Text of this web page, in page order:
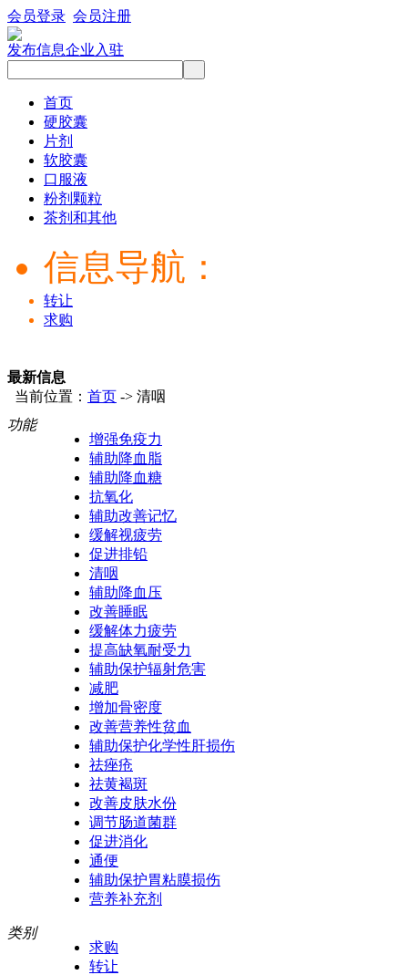
会员登录 会员注册
发布信息企业入驻
首页
硬胶囊
片剂
软胶囊
口服液
粉剂颗粒
茶剂和其他
信息导航：
转让
求购
最新信息
当前位置： 首页 -> 清咽
功能
增强免疫力
辅助降血脂
辅助降血糖
抗氧化
辅助改善记忆
缓解视疲劳
促进排铅
清咽
辅助降血压
改善睡眠
缓解体力疲劳
提高缺氧耐受力
辅助保护辐射危害
减肥
增加骨密度
改善营养性贫血
辅助保护化学性肝损伤
祛痤疮
祛黄褐斑
改善皮肤水份
调节肠道菌群
促进消化
通便
辅助保护胃粘膜损伤
营养补充剂
类别
求购
转让